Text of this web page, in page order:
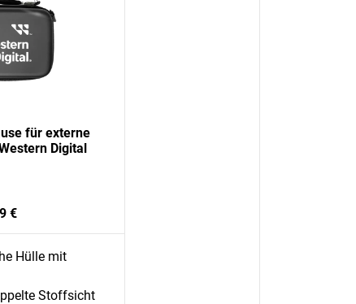
für externe
Digital
€
Hülle mit
Stoffsicht